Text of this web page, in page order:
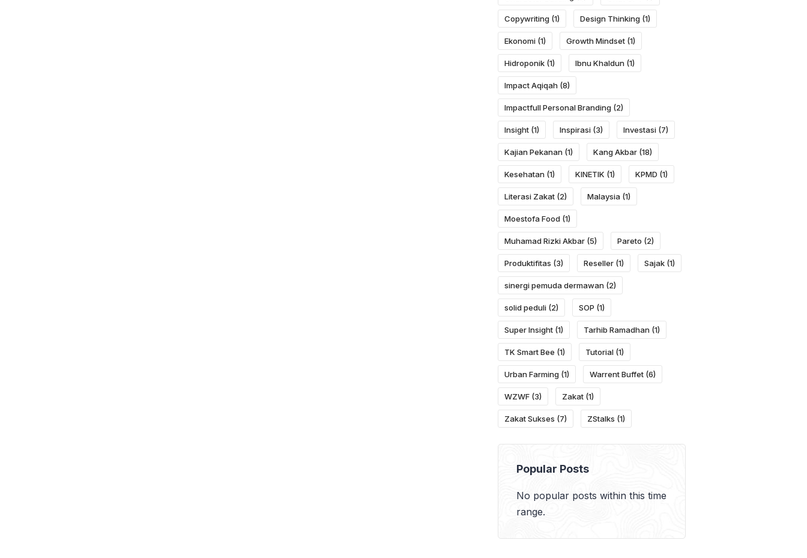
Copywriting(1) Design Thinking(1)
Ekonomi(1) Growth Mindset(1)
Hidroponik(1) Ibnu Khaldun(1)
Impact Aqiqah(8)
Impactfull Personal Branding(2)
Insight(1) Inspirasi(3) Investasi(7)
Kajian Pekanan(1) Kang Akbar(18)
Kesehatan(1) KINETIK (1) KPMD (1)
Literasi Zakat(2) Malaysia(1)
Moestofa Food(1)
Muhamad Rizki Akbar(5) Pareto (2)
Produktifitas (3) Reseller(1) Sajak(1)
sinergi pemuda dermawan(2)
solid peduli(2) SOP (1)
Super Insight(1) Tarhib Ramadhan(1)
TK Smart Bee (1) Tutorial(1)
Urban Farming(1) Warrent Buffet(6)
WZWF(3) Zakat(1)
Zakat Sukses (7) ZStalks (1)
Popular Posts
No popular posts within this time
range.